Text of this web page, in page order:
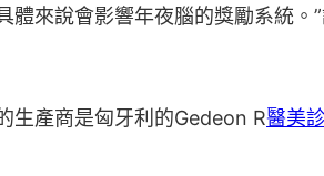
來說會影響年夜腦的獎勵系統。”
生產商是匈牙利的Gedeon R醫美